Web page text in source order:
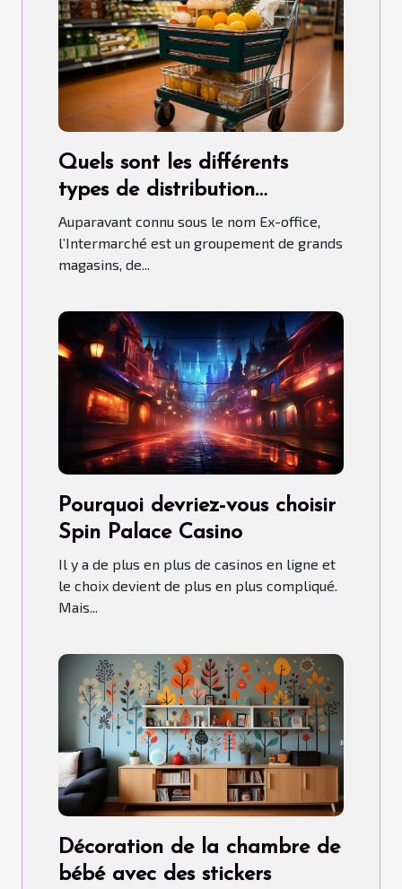
Quels sont les différents
types de distribution
qu’adopte l’Intermarché ?
Auparavant connu sous le nom Ex-office,
l’Intermarché est un groupement de grands
magasins, de...
Pourquoi devriez-vous choisir
Spin Palace Casino
Il y a de plus en plus de casinos en ligne et
le choix devient de plus en plus compliqué.
Mais...
Décoration de la chambre de
bébé avec des stickers